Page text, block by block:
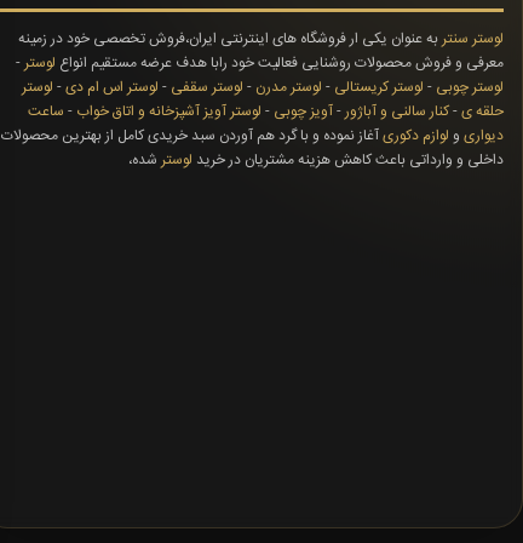
لوستر سنتربه عنوان یکی ار فروشگاه های اینترنتی ایران،فروش تخصصی خود در زمینه
معرفی و فروش محصولات روشنایی فعالیت خود رابا هدف عرضه مستقیم انواع لوستر-
لوستر چوبی - لوستر کریستالی - لوستر مدرن - لوستر سقفی - لوستر اس ام دی- لوستر
حلقه ی-کنار سالنی و آباژور-آویز چوبی - لوستر آویز آشپزخانه و اتاق خواب - ساعت
دیواری و لوازم دکوریآغاز نموده و با گرد هم آوردن سبد خریدی کامل از بهترین محصولات
داخلی و وارداتی باعث کاهش هزینه مشتریان در خرید لوسترشده،